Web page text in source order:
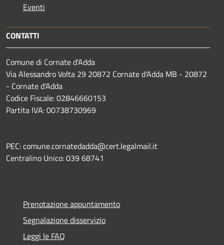
Eventi
CONTATTI
Comune di Cornate d'Adda
Via Alessandro Volta 29 20872 Cornate d'Adda MB - 20872
- Cornate d'Adda
Codice Fiscale: 02846660153
Partita IVA: 00738730969
PEC: comune.cornatedadda@cert.legalmail.it
Centralino Unico: 039 68741
Prenotazione appuntamento
Segnalazione disservizio
Leggi le FAQ